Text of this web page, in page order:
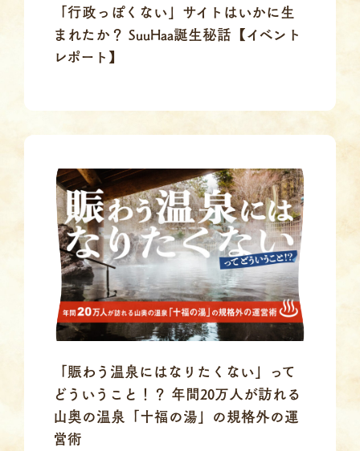
「行政っぽくない」サイトはいかに生
まれたか？ SuuHaa誕生秘話【イベント
レポート】
「賑わう温泉にはなりたくない」って
どういうこと！？ 年間20万人が訪れる
山奥の温泉「十福の湯」の規格外の運
営術